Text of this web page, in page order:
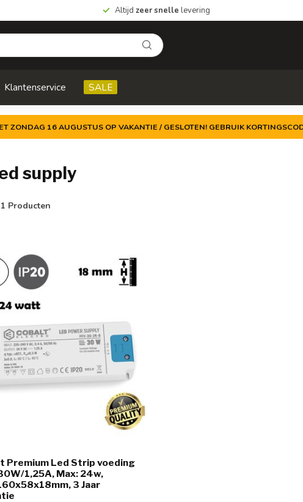
Altijd zeer snelle levering
Klantenservice SALE
ZONDAG 16 AUGUSTUS OP VAKANTIE / GESLOTEN! GEBRUIK
supply
1 Producten
Premium Led Strip voeding
1,25A, Max: 24w,
3 Jaar